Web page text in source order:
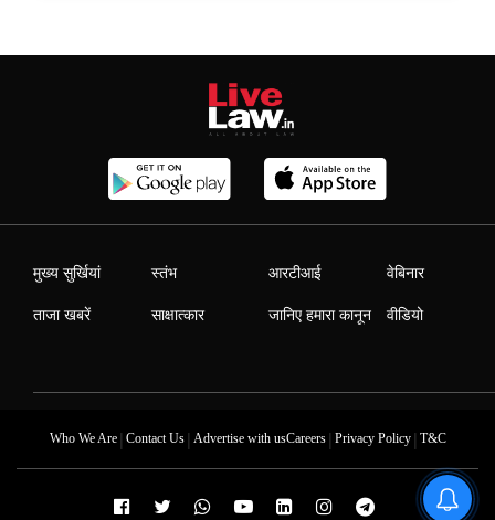
मुख्य सुर्खियां
ताजा खबरें
स्तंभ
साक्षात्कार
आरटीआई
जानिए हमारा कानून
वेबिनार
वीडियो
Who We Are| Contact Us| Advertise with usCareers| Privacy Policy| T&C